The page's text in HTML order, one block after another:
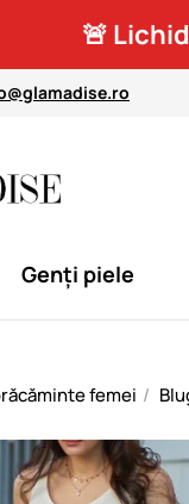
🚨
Genți piele
femei